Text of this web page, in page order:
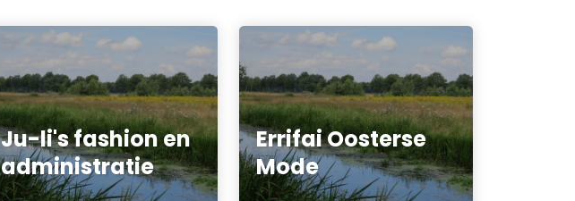
Ju-li's fashion en
administratie
Errifai Oosterse
Mode